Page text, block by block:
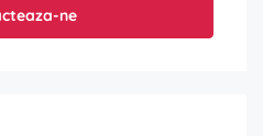
ne